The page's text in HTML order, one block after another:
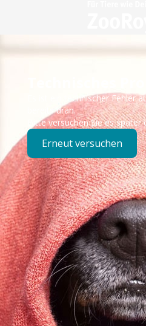
Technisches
Es ist ein technischer Fehler
bereits dran.
Bitte versuchen Sie es später
Erneut versuchen